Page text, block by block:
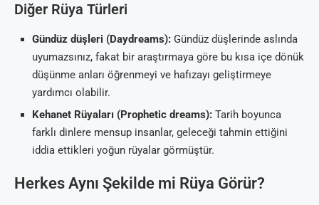
Diğer Rüya Türleri
Gündüz düşleri (Daydreams): Gündüz düşlerinde aslında
uyumazsınız, fakat bir araştırmaya göre bu kısa içe dönük
düşünme anları öğrenmeyi ve hafızayı geliştirmeye
yardımcı olabilir.
Kehanet Rüyaları (Prophetic dreams): Tarih boyunca
farklı dinlere mensup insanlar, geleceği tahmin ettiğini
iddia ettikleri yoğun rüyalar görmüştür.
Herkes Aynı Şekilde mi Rüya Görür?